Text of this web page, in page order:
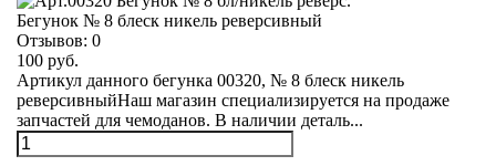
Бегунок № 8 блеск никель реверсивный
Отзывов: 0
100 руб.
Артикул данного бегунка 00320, № 8 блеск никель
реверсивныйНаш магазин специализируется на продаже
запчастей для чемоданов. В наличии деталь...